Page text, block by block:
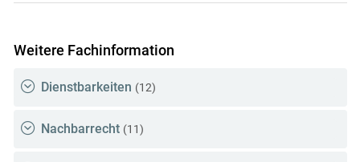
Weitere Fachinformation
Dienstbarkeiten (12)
Nachbarrecht (11)